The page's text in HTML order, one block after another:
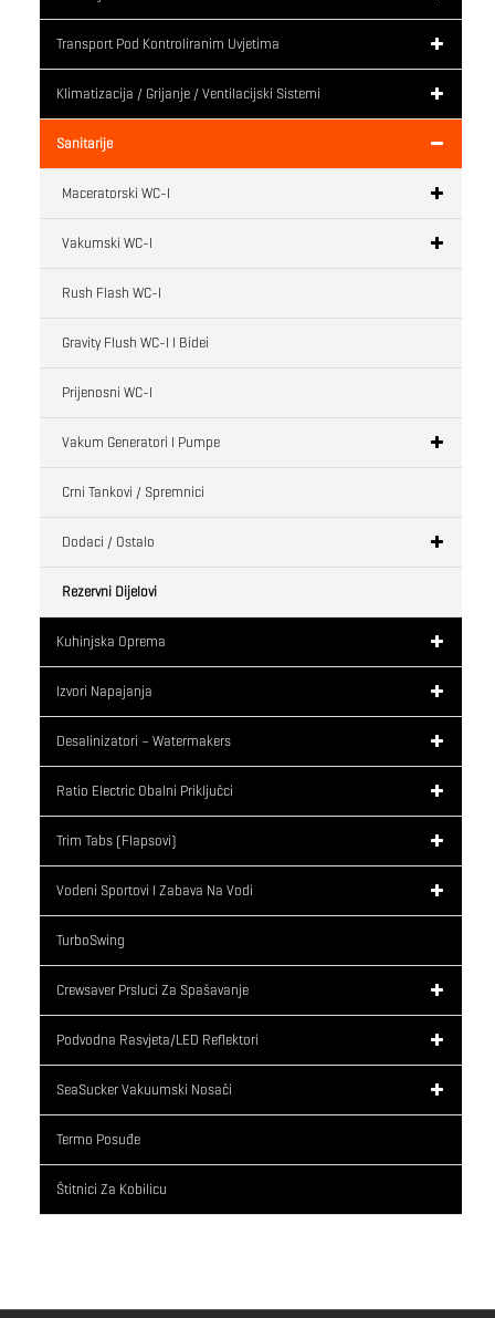
Transport Pod Kontroliranim Uvjetima
Klimatizacija / Grijanje / Ventilacijski Sistemi
Sanitarije
Maceratorski WC-I
Vakumski WC-I
Rush Flash WC-I
Gravity Flush WC-I I Bidei
Prijenosni WC-I
Vakum Generatori I Pumpe
Crni Tankovi / Spremnici
Dodaci / Ostalo
Rezervni Dijelovi
Kuhinjska Oprema
Izvori Napajanja
Desalinizatori – Watermakers
Ratio Electric Obalni Priključci
Trim Tabs (flapsovi)
Vodeni Sportovi I Zabava Na Vodi
TurboSwing
Crewsaver Prsluci Za Spašavanje
Podvodna Rasvjeta/LED Reflektori
SeaSucker Vakuumski Nosači
Termo Posuđe
Štitnici Za Kobilicu